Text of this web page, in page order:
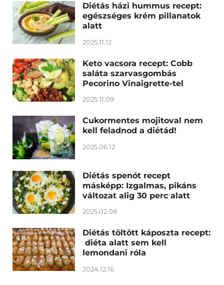
Diétás házi hummus recept:
egészséges krém pillanatok
alatt
2025.11.12
Keto vacsora recept: Cobb
saláta szarvasgombás
Pecorino Vinaigrette-tel
2025.11.09
Cukormentes mojitoval nem
kell feladnod a diétád!
2025.06.12
Diétás spenót recept
másképp: Izgalmas, pikáns
változat alig 30 perc alatt
2025.02.08
Diétás töltött káposzta recept:
diéta alatt sem kell
lemondani róla
2024.12.16